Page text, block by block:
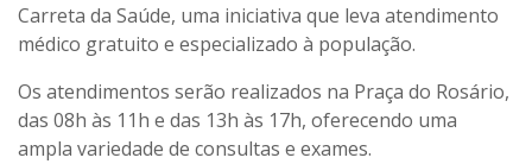
Carreta da Saúde, uma iniciativa que leva atendimento
médico gratuito e especializado à população.
Os atendimentos serão realizados na Praça do Rosário,
das 08h às 11h e das 13h às 17h, oferecendo uma
ampla variedade de consultas e exames.